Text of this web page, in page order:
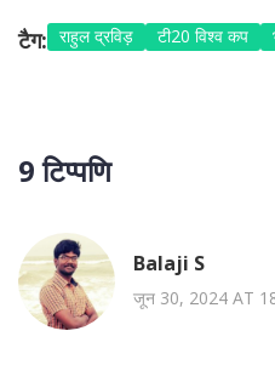
टैग: राहुल द्रविड़ टी20 विश्व कप
9 टिप्पणि
Balaji S
जून 30, 2024 AT